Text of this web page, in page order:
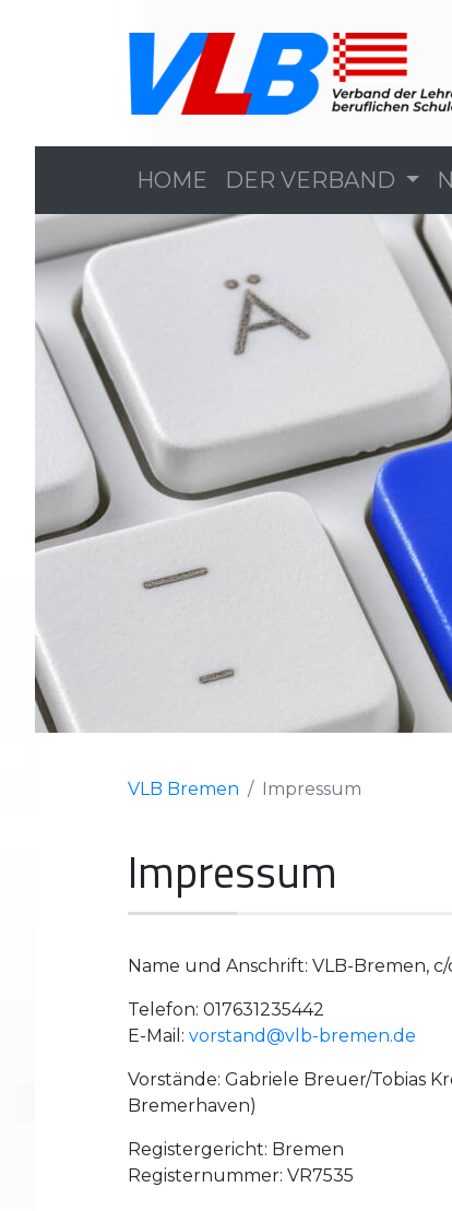
HOME DER VERBAND
VLB Bremen Impressum
Impressum
Name und Anschrift: VLB-Bremen,
Telefon: 017631235442
E-Mail: vorstand@vlb-bremen.de
Vorstände: Gabriele Breuer/Tobias
Bremerhaven)
Registergericht: Bremen
Registernummer: VR7535